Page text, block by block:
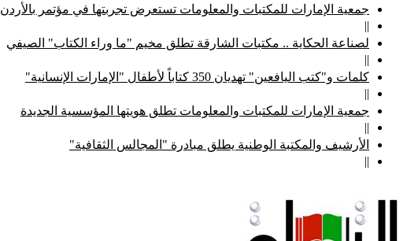
جمعية الإمارات للمكتبات والمعلومات تستعرض تجربتها في مؤتمر بالأردن
||
لصناعة الحكاية .. مكتبات الشارقة تطلق مخيم "ما وراء الكتاب" الصيفي
||
كلمات و"كتب اليافعين" تهديان 350 كتاباً لأطفال "الإمارات الإنسانية"
||
جمعية الإمارات للمكتبات والمعلومات تطلق هويتها المؤسسية الجديدة
||
الأرشيف والمكتبة الوطنية يطلق مبادرة "المجالس الثقافية"
||